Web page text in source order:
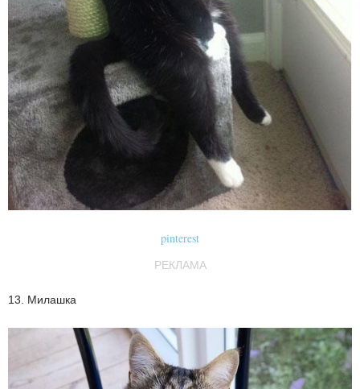
pinterest
РЕКЛАМА
13. Милашка